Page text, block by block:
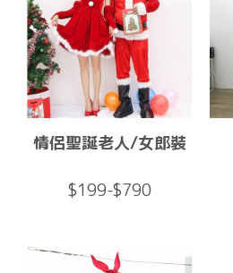
情侶聖誕老人/女郎裝
$199-$790